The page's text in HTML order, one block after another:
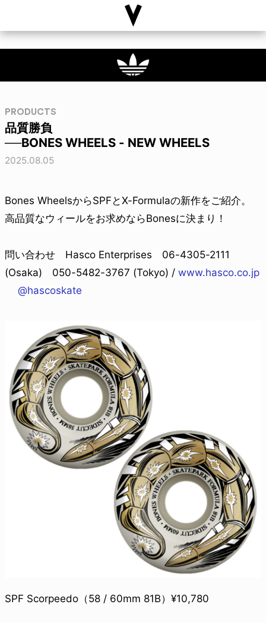
PRODUCTS
品質勝負
──BONES WHEELS - NEW WHEELS
2025.08.05
Bones WheelsからSPFとX-Formulaの新作をご紹介。
高品質なウィールをお求めならBonesに決まり！
問い合わせ Hasco Enterprises 06-4305-2111
(Osaka) 050-5482-3767 (Tokyo) / www.hasco.co.jp
@hascoskate
SPF Scorpeedo（58 / 60mm 81B）¥10,780